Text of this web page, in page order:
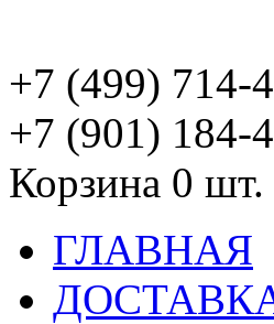
+7 (499) 714-
+7 (901) 184-
Корзина 0 шт.
ГЛАВНАЯ